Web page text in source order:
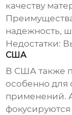
качеству
надежность,
Недостатки:
США
В США также
особенно для
применений.